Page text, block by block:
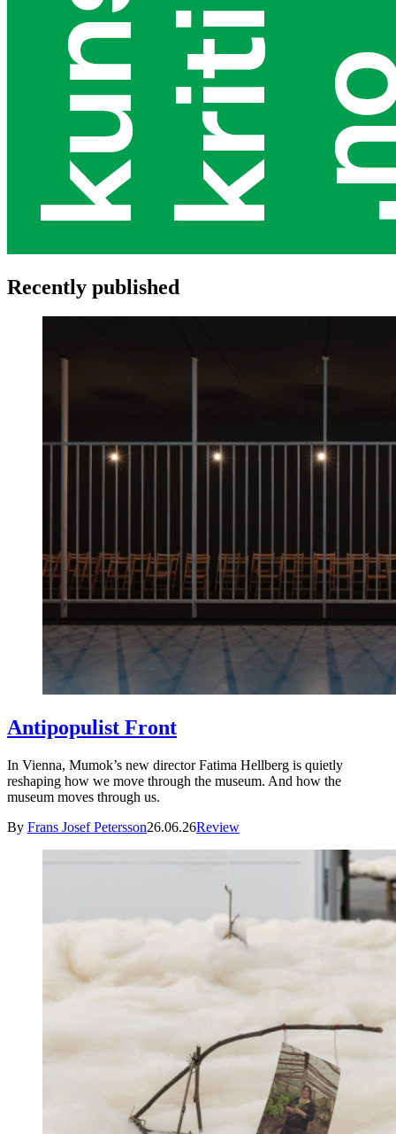
Recently published
Antipopulist Front
In Vienna, Mumok’s new director Fatima Hellberg is quietly
reshaping how we move through the museum. And how the
museum moves through us.
By Frans Josef Petersson26.06.26Review